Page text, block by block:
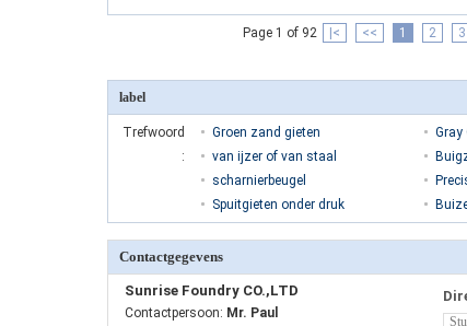
Page 1 of 92 |< << 1 2 3
label
Trefwoord
:
Groen zand gieten Gray
van ijzer of van staal
scharnierbeugel
Spuitgieten onder druk
Contactgegevens
Sunrise Foundry CO.,LTD
Contactpersoon: Mr. Paul